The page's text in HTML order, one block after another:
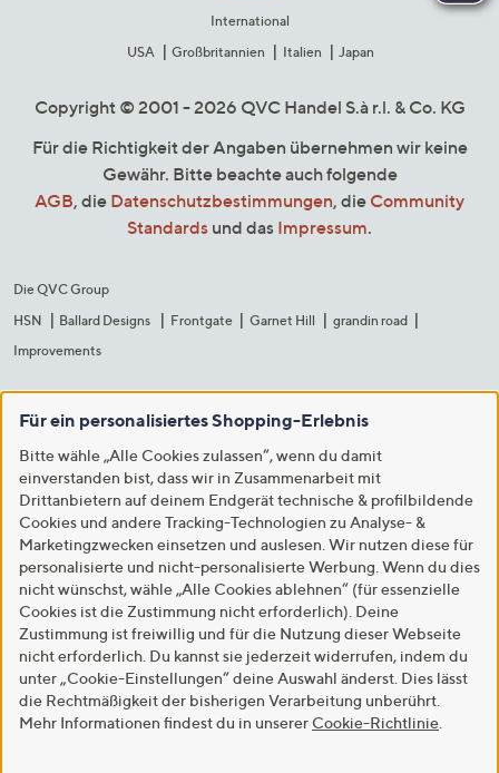
International
USA
Großbritannien Italien Japan
Copyright © 2001 - 2026 QVC Handel S.à r.l. & Co. KG
Für die Richtigkeit der Angaben übernehmen wir keine
Gewähr. Bitte beachte auch folgende
AGB, die Datenschutzbestimmungen, die Community
Standards und das Impressum.
Die QVC Group
HSN
Ballard Designs Frontgate Garnet Hill
grandin road
Improvements
Für ein personalisiertes Shopping-Erlebnis
Bitte wähle „Alle Cookies zulassen“, wenn du damit
einverstanden bist, dass wir in Zusammenarbeit mit
Drittanbietern auf deinem Endgerät technische & profilbildende
Cookies und andere Tracking-Technologien zu Analyse- &
Marketingzwecken einsetzen und auslesen. Wir nutzen diese für
personalisierte und nicht-personalisierte Werbung. Wenn du dies
nicht wünschst, wähle „Alle Cookies ablehnen“ (für essenzielle
Cookies ist die Zustimmung nicht erforderlich). Deine
Zustimmung ist freiwillig und für die Nutzung dieser Webseite
nicht erforderlich. Du kannst sie jederzeit widerrufen, indem du
unter „Cookie-Einstellungen“ deine Auswahl änderst. Dies lässt
die Rechtmäßigkeit der bisherigen Verarbeitung unberührt.
Mehr Informationen findest du in unserer Cookie-Richtlinie